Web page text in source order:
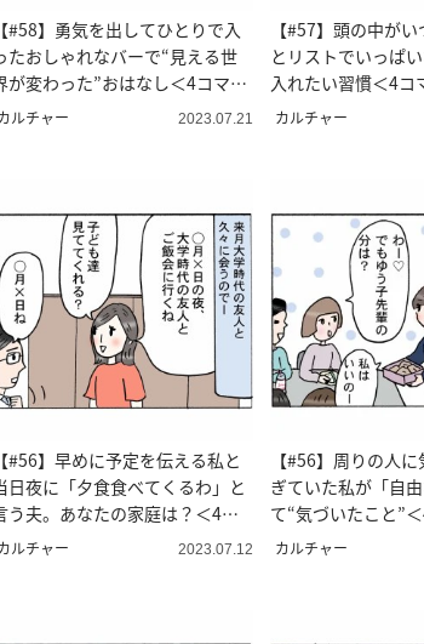
【#58】勇気を出してひとりで入
たおしゃれなバーで“見える世
が変わった”おはなし＜4コマ漫
＞
ルチャー 2023.07.21
【#57】頭の中が
とリストでいっぱ
入れたい習慣＜4コ
カルチャー
【#56】早めに予定を伝える私と
日夜に「夕食食べてくるわ」と
う夫。あなたの家庭は？＜4コ
漫画＞
ルチャー 2023.07.12
【#56】周りの人
ぎていた私が「自
て“気づいたこと”
カルチャー